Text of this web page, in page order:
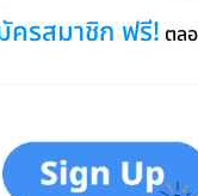
ครสมาชิก ฟรี! ตล